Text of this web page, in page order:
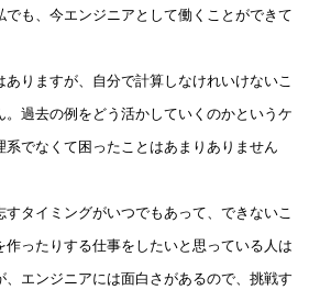
でも、今エンジニアとして働くことができて
りますが、自分で計算しなけれいけないこ
。過去の例をどう活かしていくのかというケ
系でなくて困ったことはあまりありません
タイミングがいつでもあって、できないこ
作ったりする仕事をしたいと思っている人は
、エンジニアには面白さがあるので、挑戦す